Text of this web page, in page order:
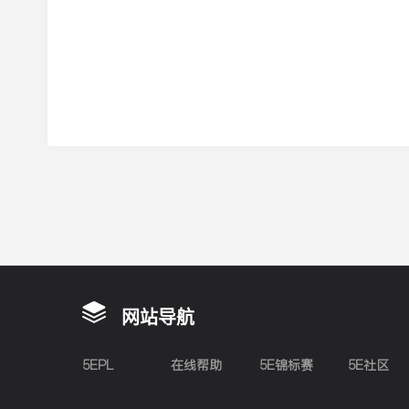
网站导航
5EPL 在线帮助 5E锦标赛 5E社区